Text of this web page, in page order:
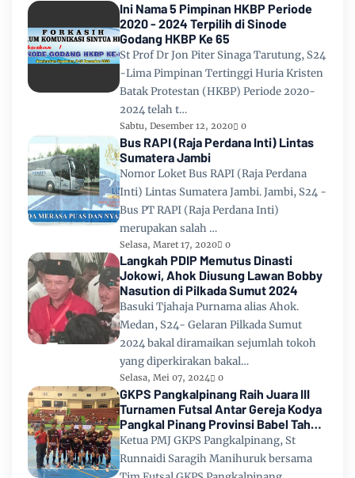
Ini Nama 5 Pimpinan HKBP Periode
2020 - 2024 Terpilih di Sinode
Godang HKBP Ke 65
St Prof Dr Jon Piter Sinaga Tarutung, S24
-Lima Pimpinan Tertinggi Huria Kristen
Batak Protestan (HKBP) Periode 2020-
2024 telah t…
Sabtu, Desember 12, 2020 0
Bus RAPI (Raja Perdana Inti) Lintas
Sumatera Jambi
Nomor Loket Bus RAPI (Raja Perdana
Inti) Lintas Sumatera Jambi. Jambi, S24 -
Bus PT RAPI (Raja Perdana Inti)
merupakan salah …
Selasa, Maret 17, 2020 0
Langkah PDIP Memutus Dinasti
Jokowi, Ahok Diusung Lawan Bobby
Nasution di Pilkada Sumut 2024
Basuki Tjahaja Purnama alias Ahok.
Medan, S24- Gelaran Pilkada Sumut
2024 bakal diramaikan sejumlah tokoh
yang diperkirakan bakal…
Selasa, Mei 07, 2024 0
GKPS Pangkalpinang Raih Juara III
Turnamen Futsal Antar Gereja Kodya
Pangkal Pinang Provinsi Babel Tahun
2024
Ketua PMJ GKPS Pangkalpinang, St
Runnaidi Saragih Manihuruk bersama